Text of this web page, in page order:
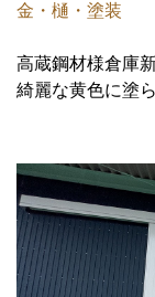
金・樋・塗装
高蔵鋼材様倉庫
綺麗な黄色に塗